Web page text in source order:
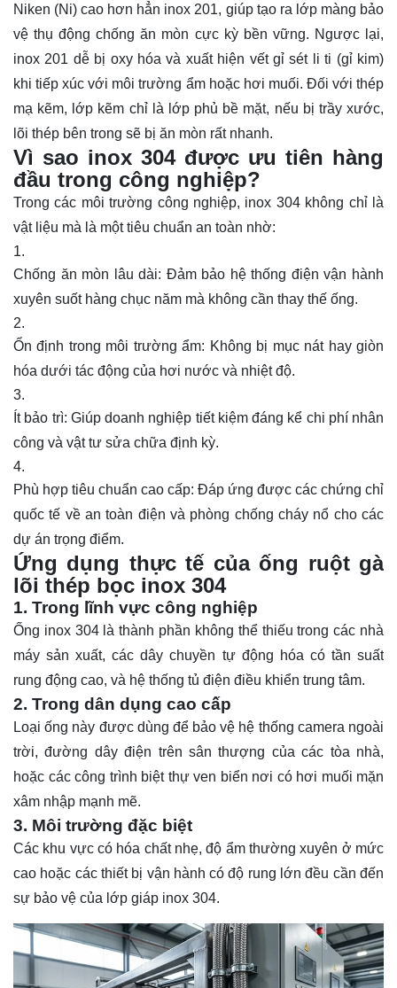
Niken (Ni) cao hơn hẳn inox 201, giúp tạo ra lớp màng bảo
vệ thụ động chống ăn mòn cực kỳ bền vững. Ngược lại,
inox 201 dễ bị oxy hóa và xuất hiện vết gỉ sét li ti (gỉ kim)
khi tiếp xúc với môi trường ẩm hoặc hơi muối. Đối với thép
mạ kẽm, lớp kẽm chỉ là lớp phủ bề mặt, nếu bị trầy xước,
lõi thép bên trong sẽ bị ăn mòn rất nhanh.
Vì sao inox 304 được ưu tiên hàng
đầu trong công nghiệp?
Trong các môi trường công nghiệp, inox 304 không chỉ là
vật liệu mà là một tiêu chuẩn an toàn nhờ:
Chống ăn mòn lâu dài: Đảm bảo hệ thống điện vận hành
xuyên suốt hàng chục năm mà không cần thay thế ống.
Ổn định trong môi trường ẩm: Không bị mục nát hay giòn
hóa dưới tác động của hơi nước và nhiệt độ.
Ít bảo trì: Giúp doanh nghiệp tiết kiệm đáng kể chi phí nhân
công và vật tư sửa chữa định kỳ.
Phù hợp tiêu chuẩn cao cấp: Đáp ứng được các chứng chỉ
quốc tế về an toàn điện và phòng chống cháy nổ cho các
dự án trọng điểm.
Ứng dụng thực tế của ống ruột gà
lõi thép bọc inox 304
1. Trong lĩnh vực công nghiệp
Ống inox 304 là thành phần không thể thiếu trong các nhà
máy sản xuất, các dây chuyền tự động hóa có tần suất
rung động cao, và hệ thống tủ điện điều khiển trung tâm.
2. Trong dân dụng cao cấp
Loại ống này được dùng để bảo vệ hệ thống camera ngoài
trời, đường dây điện trên sân thượng của các tòa nhà,
hoặc các công trình biệt thự ven biển nơi có hơi muối mặn
xâm nhập mạnh mẽ.
3. Môi trường đặc biệt
Các khu vực có hóa chất nhẹ, độ ẩm thường xuyên ở mức
cao hoặc các thiết bị vận hành có độ rung lớn đều cần đến
sự bảo vệ của lớp giáp inox 304.